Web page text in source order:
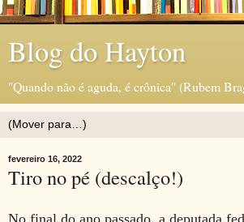
Blog do Hayton
"Quando não é aguda, é crônica" (Rubem
fevereiro 16, 2022
Tiro no pé (descalço!)
No final do ano passado, a deputada